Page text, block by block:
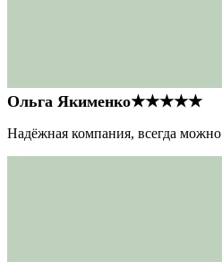
Ольга Якименко★★★★★
Надёжная компания, всегда